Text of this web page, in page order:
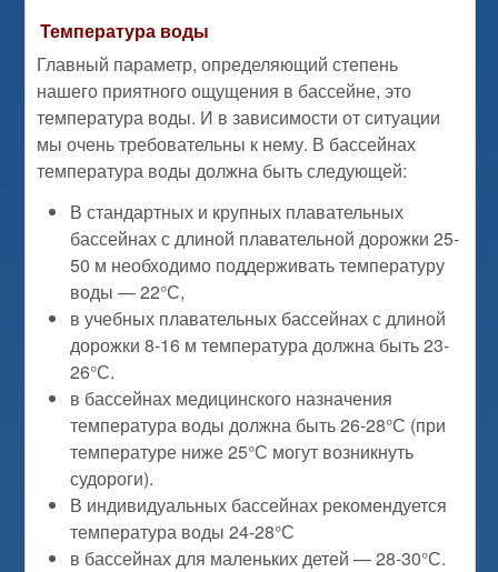
Температура воды
Главный параметр, определяющий степень
нашего приятного ощущения в бассейне, это
температура воды. И в зависимости от ситуации
мы очень требовательны к нему. В бассейнах
температура воды должна быть следующей:
В стандартных и крупных плавательных
бассейнах с длиной плавательной дорожки 25-
50 м необходимо поддерживать температуру
воды — 22°С,
в учебных плавательных бассейнах с длиной
дорожки 8-16 м температура должна быть 23-
26°С.
в бассейнах медицинского назначения
температура воды должна быть 26-28°С (при
температуре ниже 25°С могут возникнуть
судороги).
В индивидуальных бассейнах рекомендуется
температура воды 24-28°С
в бассейнах для маленьких детей — 28-30°С.